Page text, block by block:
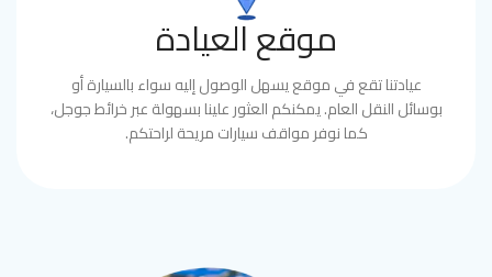
موقع العيادة
عيادتنا تقع في موقع يسهل الوصول إليه سواء بالسيارة أو
بوسائل النقل العام. يمكنكم العثور علينا بسهولة عبر خرائط جوجل،
كما نوفر مواقف سيارات مريحة لراحتكم.